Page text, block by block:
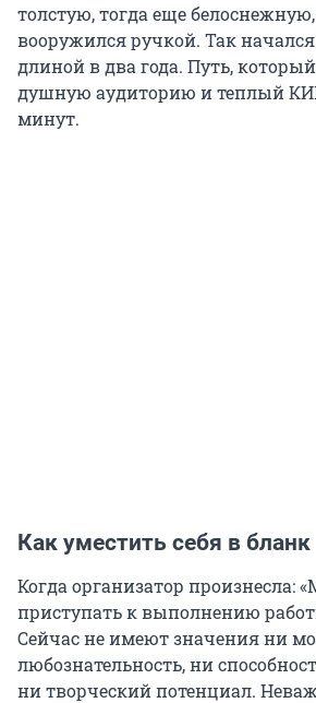
толстую, тогда еще
вооружился ручкой. Так
длиной в два года. Путь,
душную аудиторию и теплый
минут.
Как уместить себя в бланк
Когда организатор произнесла:
приступать к выполнению
Сейчас не имеют значения ни
любознательность, ни
ни творческий потенциал.